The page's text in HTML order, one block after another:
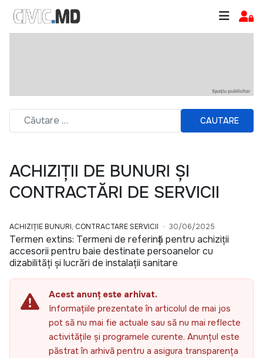
CAUTARE
ACHIZIȚII DE BUNURI ȘI
CONTRACTĂRI DE SERVICII
ACHIZIȚIE BUNURI, CONTRACTARE SERVICII 30/06/2025
Termen extins: Termeni de referință pentru achiziții
accesorii pentru baie destinate persoanelor cu
dizabilități și lucrări de instalații sanitare
Acest anunț este arhivat.
Informațiile prezentate în articolul de mai jos
pot să nu mai fie actuale sau să nu mai reflecte
activitățile și programele curente. Anunțul este
păstrat în arhivă pentru a asigura transparența